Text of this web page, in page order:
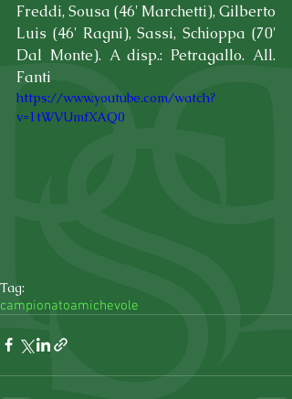
Freddi, Sousa (46' Marchetti), Gilberto
Luis (46' Ragni), Sassi, Schioppa (70'
Dal Monte). A disp.: Petragallo. All.
Fanti
https://www.youtube.com/watch?
v=1tWVUmfXAQ0
Tag:
campionatoamichevole